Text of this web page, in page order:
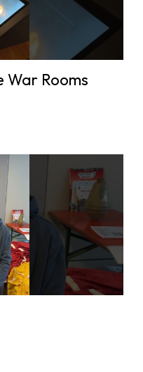
War Rooms